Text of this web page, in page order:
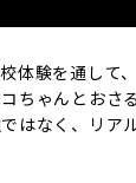
体験を通して
ちゃんとおさ
はなく、リア